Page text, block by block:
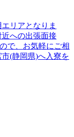
リアとなりま
への出張面接
で、お気軽にご相
(静岡県)へ入寮を